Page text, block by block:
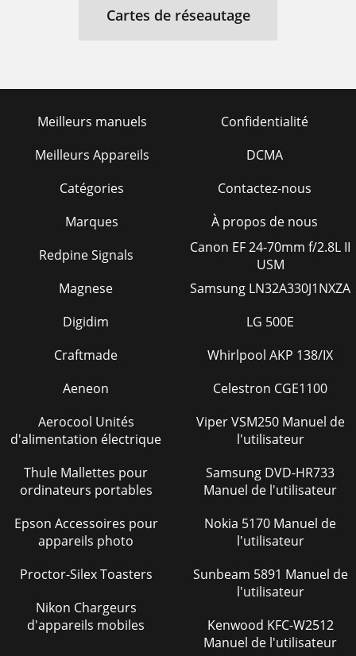
Cartes de réseautage
Meilleurs manuels
Meilleurs Appareils
Catégories
Marques
Confidentialité
DCMA
Contactez-nous
À propos de nous
Redpine Signals
Magnese
Digidim
Craftmade
Aeneon
Aerocool Unités
d'alimentation électrique
Thule Mallettes pour
ordinateurs portables
Epson Accessoires pour
appareils photo
Proctor-Silex Toasters
Nikon Chargeurs
d'appareils mobiles
Canon EF 24-70mm f/2.8L II
USM
Samsung LN32A330J1NXZA
LG 500E
Whirlpool AKP 138/IX
Celestron CGE1100
Viper VSM250 Manuel de
l'utilisateur
Samsung DVD-HR733
Manuel de l'utilisateur
Nokia 5170 Manuel de
l'utilisateur
Sunbeam 5891 Manuel de
l'utilisateur
Kenwood KFC-W2512
Manuel de l'utilisateur